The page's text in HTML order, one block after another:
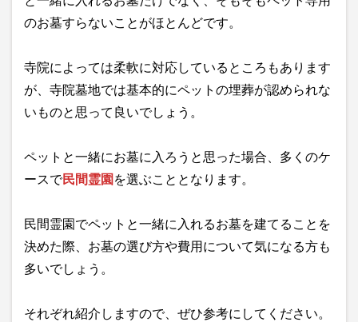
のお墓すらないことがほとんどです。
寺院によっては柔軟に対応しているところもあります
が、寺院墓地では基本的にペットの埋葬が認められな
いものと思って良いでしょう。
ペットと一緒にお墓に入ろうと思った場合、多くのケ
ースで民間霊園 を選ぶこととなります。
民間霊園でペットと一緒に入れるお墓を建てることを
決めた際、お墓の選び方や費用について気になる方も
多いでしょう。
それぞれ紹介しますので、ぜひ参考にしてください。